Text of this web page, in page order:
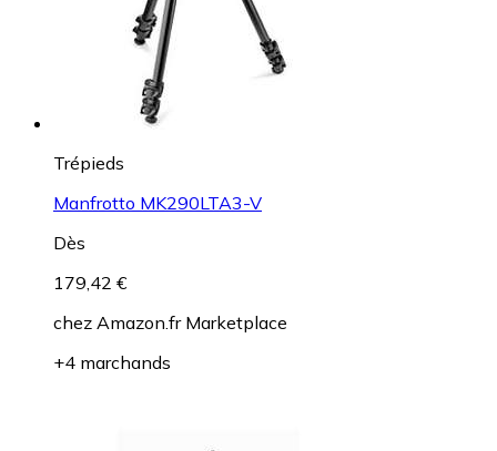
Trépieds
Manfrotto MK290LTA3-V
Dès
179,42 €
chez Amazon.fr Marketplace
+4 marchands